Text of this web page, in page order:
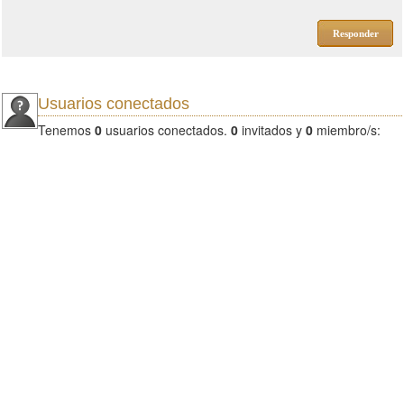
Responder
Usuarios conectados
Tenemos 0 usuarios conectados. 0 invitados y 0 miembro/s: